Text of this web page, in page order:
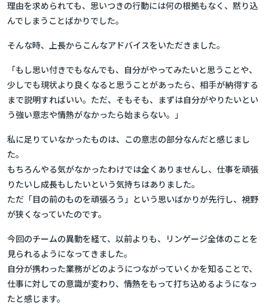
理由を求められても、思いつきの行動には何の根拠もなく、黙り込
んでしまうことばかりでした。
そんな時、上長からこんなアドバイスをいただきました。
「もし思い付きでもなんでも、自分がやってみたいと思うことや、
少しでも現状より良くなると思うことがあったら、相手が納得する
まで説明すればいい。ただ、そもそも、まずは自分がやりたいとい
う強い意志や情熱がなかったら始まらない。」
私に足りていなかったものは、この意志の部分なんだと感じまし
た。
もちろんやる気がなかったわけでは全くありませんし、仕事を頑張
りたいし成長もしたいという気持ちはありました。
ただ「目の前のものを頑張ろう」という思いばかりが先行し、視野
が狭くなっていたのです。
今回のチームの異動を経て、以前よりも、リンゲージ全体のことを
見られるようになってきました。
自分が携わった業務がどのようにつながっていくかを知ることで、
仕事に対しての意識が変わり、情熱をもって打ち込めるようになっ
たと感じます。